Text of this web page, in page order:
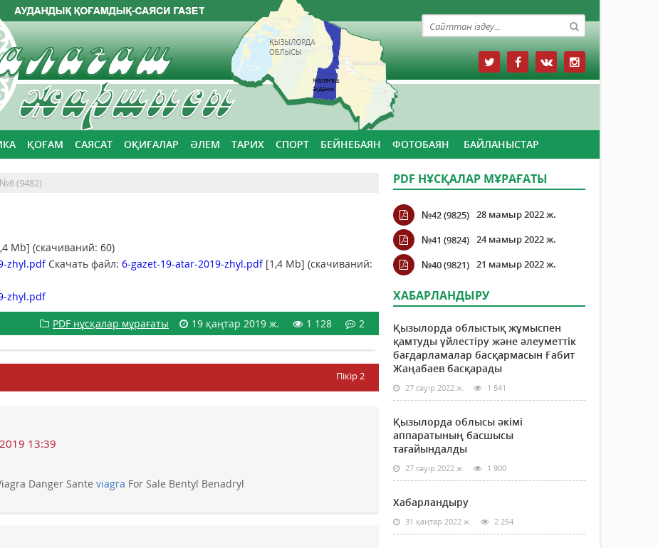
ҚОҒАМ САЯСАТ ОҚИҒАЛАР ӘЛЕМ ТАРИХ СПОРТ БЕЙНЕБАЯН ФОТОБАЯН БАЙЛАНЫСТАР
(9482)
Mb] (cкачиваний: 60)
zhyl.pdf Скачать файл: 6-gazet-19-atar-2019-zhyl.pdf[1,4 Mb] (cкачиваний:
zhyl.pdf
PDF нұсқалар мұрағаты
19 қаңтар 2019 ж. 1 128 2
Пікір2
13:39
Danger Sante viagra For Sale Bentyl Benadryl
PDF НҰСҚАЛАР МҰРАҒАТЫ
№42 (9825) 28 мамыр 2022 ж.
№41 (9824) 24 мамыр 2022 ж.
№40 (9821) 21 мамыр 2022 ж.
ХАБАРЛАНДЫРУ
Қызылорда облыстық жұмыспен
қамтуды үйлестіру және әлеуметтік
бағдарламалар басқармасын Ғабит
Жаңабаев басқарады
27 сәуір 2022 ж. 1 541
Қызылорда облысы әкімі
аппаратының басшысы
тағайындалды
27 сәуір 2022 ж. 1 900
Хабарландыру
31 қаңтар 2022 ж. 2 254